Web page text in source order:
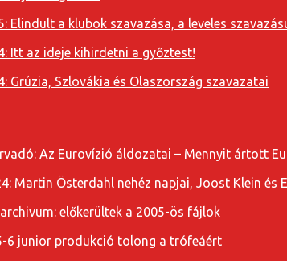
Elindult a klubok szavazása, a leveles
Itt az ideje kihirdetni a győztest!
Grúzia, Szlovákia és Olaszország szavazatai
Az Eurovízió áldozatai – Mennyit ártott
Martin Österdahl nehéz napjai, Joost Klein és
archivum: előkerültek a 2005-ös fájlok
6 junior produkció tolong a trófeáért